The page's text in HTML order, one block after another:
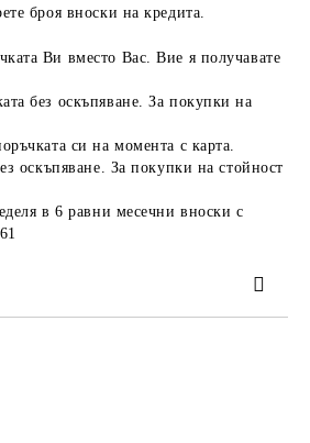
броя вноски на кредита.
Ви вместо Вас. Вие я получавате
без оскъпяване. За покупки на
си на момента с карта.
оскъпяване. За покупки на стойност
в 6 равни месечни вноски с